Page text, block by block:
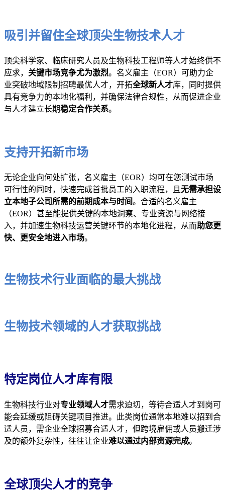
吸引并留住全球顶尖生物技术人才
顶尖科学家、临床研究人员及生物科技工程师等人才始终供不
应求， 关键市场竞争尤为激烈。名义雇主（EOR）可助力企
业突破地域限制招聘最优人才，开拓全球新人才库，同时提供
具有竞争力的本地化福利，并确保法律合规性，从而促进企业
与人才建立长期稳定合作关系。
支持开拓新市场
无论企业向何处扩张，名义雇主（EOR）均可在您测试市场
可行性的同时，快速完成首批员工的入职流程，且 无需承担设
立本地子公司所需的前期成本与时间。合适的名义雇主
（EOR）甚至能提供关键的本地洞察、专业资源与网络接
入，并加速生物科技运营关键环节的本地化进程，从而助您更
快、更安全地进入市场。
生物技术行业面临的最大挑战
生物技术领域的人才获取挑战
特定岗位人才库有限
生物科技行业对专业领域人才需求迫切，等待合适人才到岗可
能会延缓或阻碍关键项目推进。此类岗位通常本地难以招到合
适人员，需企业全球招募合适人才，但跨境雇佣或人员搬迁涉
及的额外复杂性，往往让企业难以通过内部资源完成。
全球顶尖人才的竞争